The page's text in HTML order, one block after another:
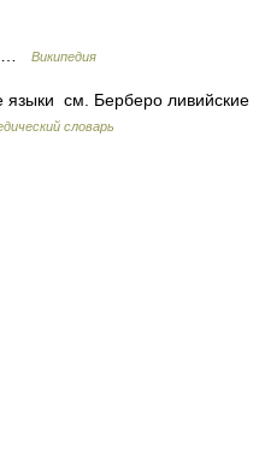
… Википедия
языки см. Берберо ливийские
словарь